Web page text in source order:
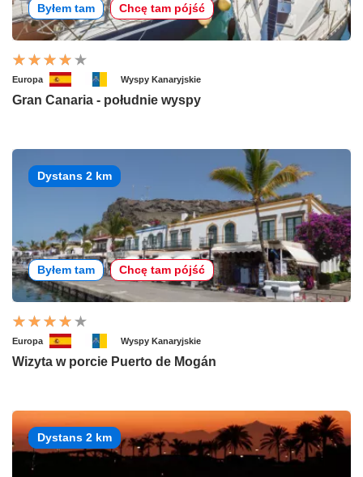
Byłem tam Chcę tam pójść
Europa Wyspy Kanaryjskie
Gran Canaria - południe wyspy
Dystans 2 km
Byłem tam Chcę tam pójść
Europa Wyspy Kanaryjskie
Wizyta w porcie Puerto de Mogán
Dystans 2 km